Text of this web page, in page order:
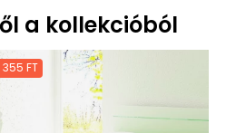
a kollekcióból
355 FT